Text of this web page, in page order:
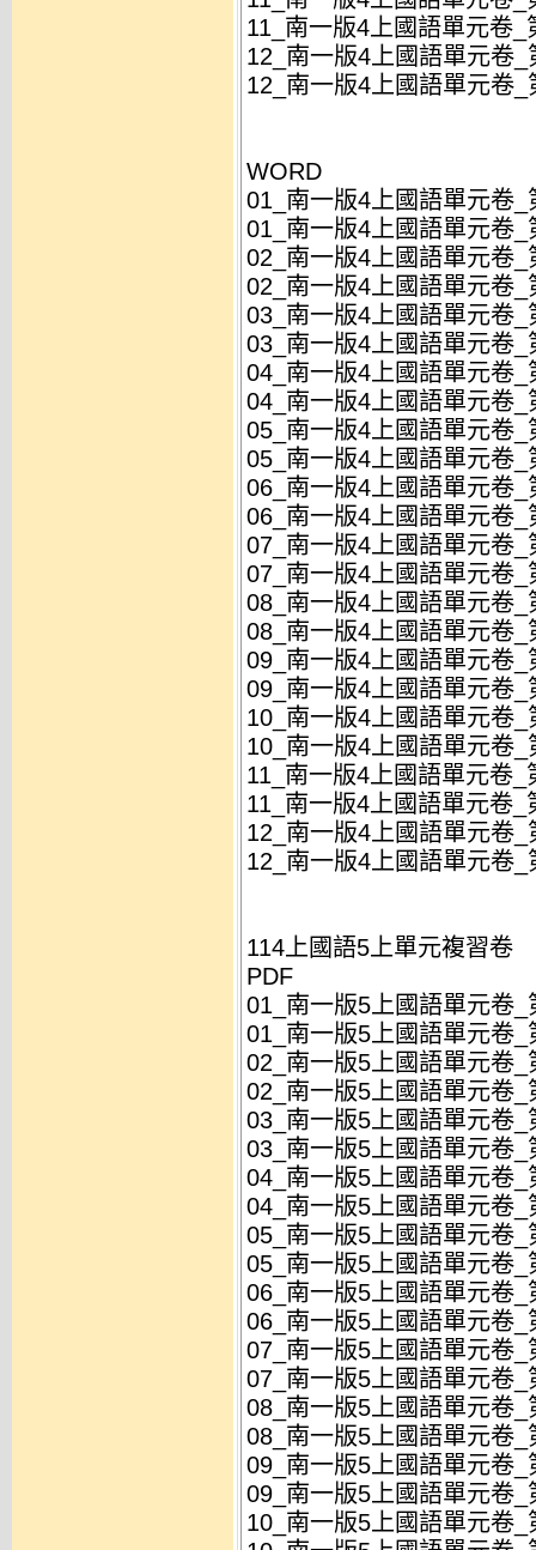
11_南一版4上國語單元卷
12_南一版4上國語單元卷
12_南一版4上國語單元卷
WORD
01_南一版4上國語單元卷
01_南一版4上國語單元卷
02_南一版4上國語單元卷
02_南一版4上國語單元卷
03_南一版4上國語單元卷
03_南一版4上國語單元卷
04_南一版4上國語單元卷
04_南一版4上國語單元卷
05_南一版4上國語單元卷
05_南一版4上國語單元卷
06_南一版4上國語單元卷
06_南一版4上國語單元卷
07_南一版4上國語單元卷
07_南一版4上國語單元卷
08_南一版4上國語單元卷
08_南一版4上國語單元卷
09_南一版4上國語單元卷
09_南一版4上國語單元卷
10_南一版4上國語單元卷
10_南一版4上國語單元卷
11_南一版4上國語單元卷
11_南一版4上國語單元卷
12_南一版4上國語單元卷
12_南一版4上國語單元卷
114上國語5上單元複習卷
PDF
01_南一版5上國語單元卷
01_南一版5上國語單元卷
02_南一版5上國語單元卷
02_南一版5上國語單元卷
03_南一版5上國語單元卷
03_南一版5上國語單元卷
04_南一版5上國語單元卷
04_南一版5上國語單元卷
05_南一版5上國語單元卷
05_南一版5上國語單元卷
06_南一版5上國語單元卷
06_南一版5上國語單元卷
07_南一版5上國語單元卷
07_南一版5上國語單元卷
08_南一版5上國語單元卷
08_南一版5上國語單元卷
09_南一版5上國語單元卷
09_南一版5上國語單元卷
10_南一版5上國語單元卷